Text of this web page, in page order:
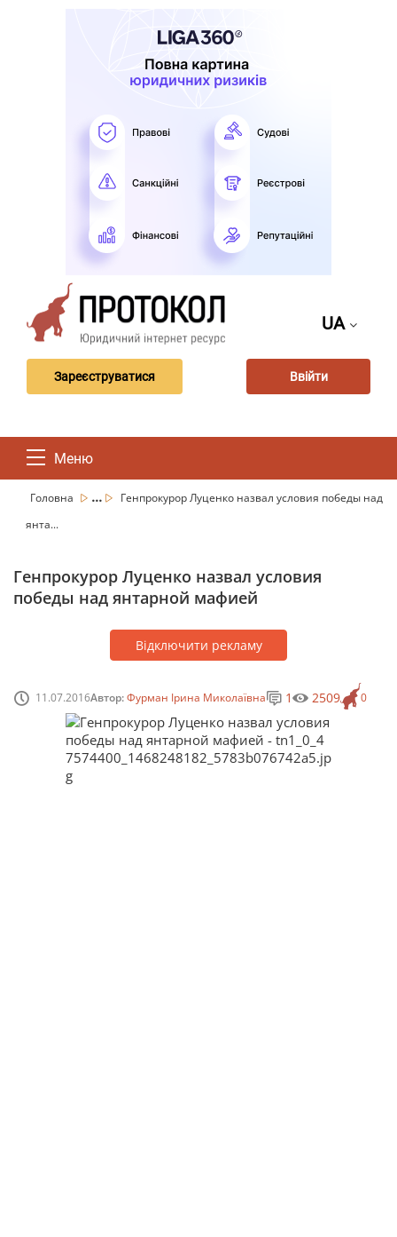
UA
Зареєструватися Ввійти
Меню
Головна ...
Генпрокурор Луценко назвал условия победы над
янта...
Генпрокурор Луценко назвал условия
победы над янтарной мафией
Відключити рекламу
11.07.2016Автор:Фурман Ірина Миколаївна 0
1 2509